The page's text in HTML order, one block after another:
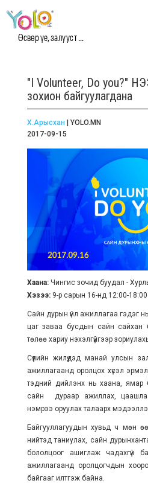
Өсвөр үе, залууст ...
"I Volunteer, Do you?"
зохион байгуулагдана
Х.Арысхан | YOLO.MN
2017-09-15
Хаана:Чингис зочид буудал -
Хэзээ: 9-р сарын 16-нд 12:00-18:00
Сайн дурын үйл ажиллагаа гэдэг
цаг заваа бусдын сайн сайхан
төлөө хариу нэхэлгүйгээр
Сүүлийн жилүүдэд манай улсын
ажиллагаанд оролцох хүсэл
тэдний дийлэнх нь хаана, ямар
сайн дураар ажиллах,
нэмрээ оруулах талаарх
Байгууллагуудын хувьд ч мөн
нийтэд таниулах, сайн
бололцоог ашиглаж чадахгүй
ажиллагаанд оролцогчдын
байгааг илтгэж байна.